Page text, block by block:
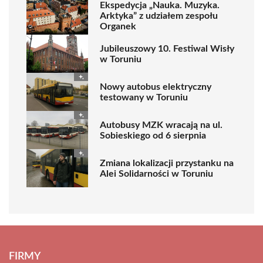
Ekspedycja „Nauka. Muzyka.
Arktyka” z udziałem zespołu
Organek
Jubileuszowy 10. Festiwal Wisły
w Toruniu
Nowy autobus elektryczny
testowany w Toruniu
Autobusy MZK wracają na ul.
Sobieskiego od 6 sierpnia
Zmiana lokalizacji przystanku na
Alei Solidarności w Toruniu
FIRMY